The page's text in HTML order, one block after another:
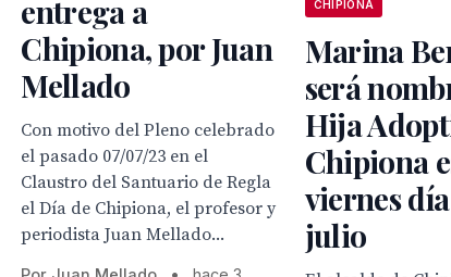
entrega a
Chipiona, por Juan
Mellado
Con motivo del Pleno celebrado
el pasado 07/07/23 en el
Claustro del Santuario de Regla
el Día de Chipiona, el profesor y
periodista Juan Mellado...
CHIPIONA
Marina
será
Hija
Chipiona
viernes
julio